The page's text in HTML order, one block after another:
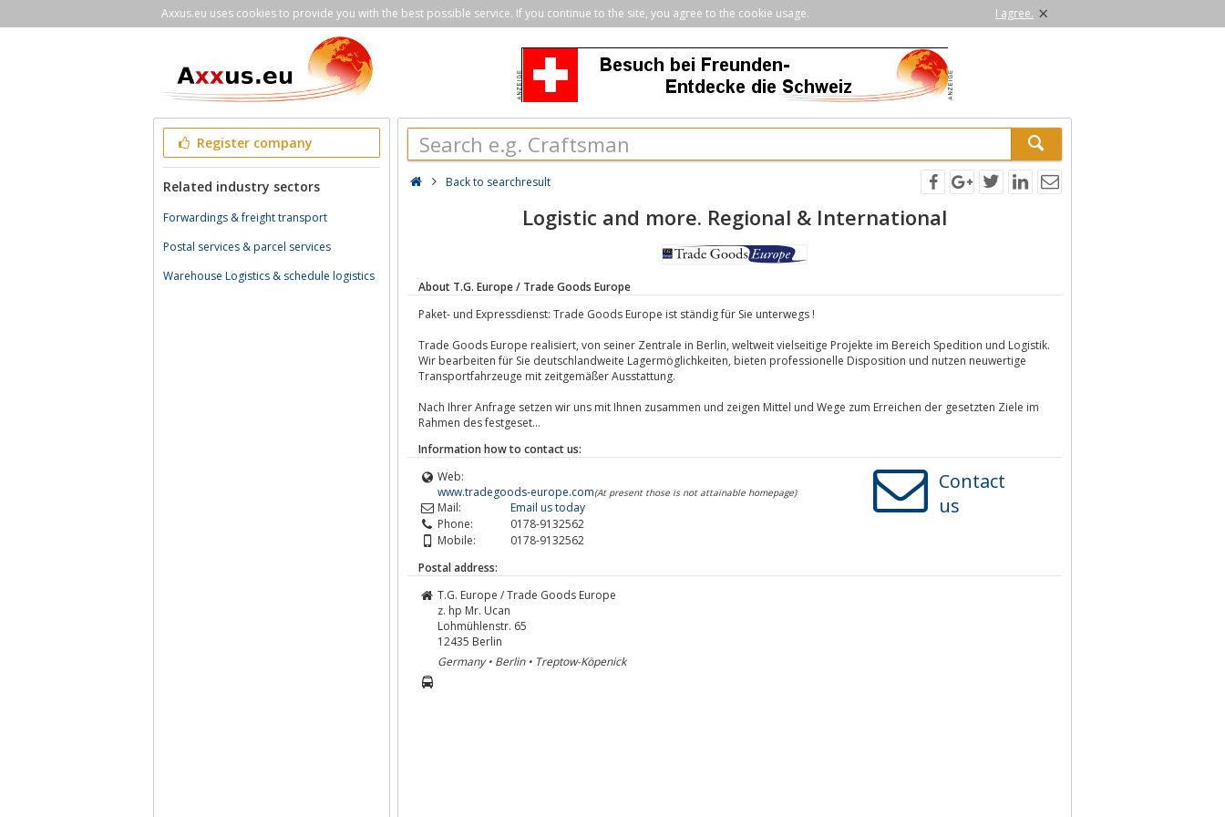
Axxus.eu uses cookies to provide you with the best possible service. If you continue to the site, you agree to the cookie usage. I agree. ×
Register company
Related industry sectors
Forwardings & freight transport
Postal services & parcel services
Warehouse Logistics & schedule logistics
Back to searchresult
Logistic and more. Regional & International
About T.G. Europe / Trade Goods Europe
Paket- und Expressdienst: Trade Goods Europe ist ständig für Sie unterwegs !
Trade Goods Europe realisiert, von seiner Zentrale in Berlin, weltweit vielseitige Projekte im Bereich Spedition und Logistik.
Wir bearbeiten für Sie deutschlandweite Lagermöglichkeiten, bieten professionelle Disposition und nutzen neuwertige
Transportfahrzeuge mit zeitgemäßer Ausstattung.
Nach Ihrer Anfrage setzen wir uns mit Ihnen zusammen und zeigen Mittel und Wege zum Erreichen der gesetzten Ziele im
Rahmen des festgeset...
Information how to contact us:
Web:
www.tradegoods-europe.com(At present those is not attainable homepage)
Mail:
Email us today
Phone:
0178-9132562
Mobile:
0178-9132562
Contact
us
Postal address:
T.G. Europe / Trade Goods Europe
z. hp Mr. Ucan
Lohmühlenstr. 65
12435 Berlin
Germany • Berlin • Treptow-Köpenick